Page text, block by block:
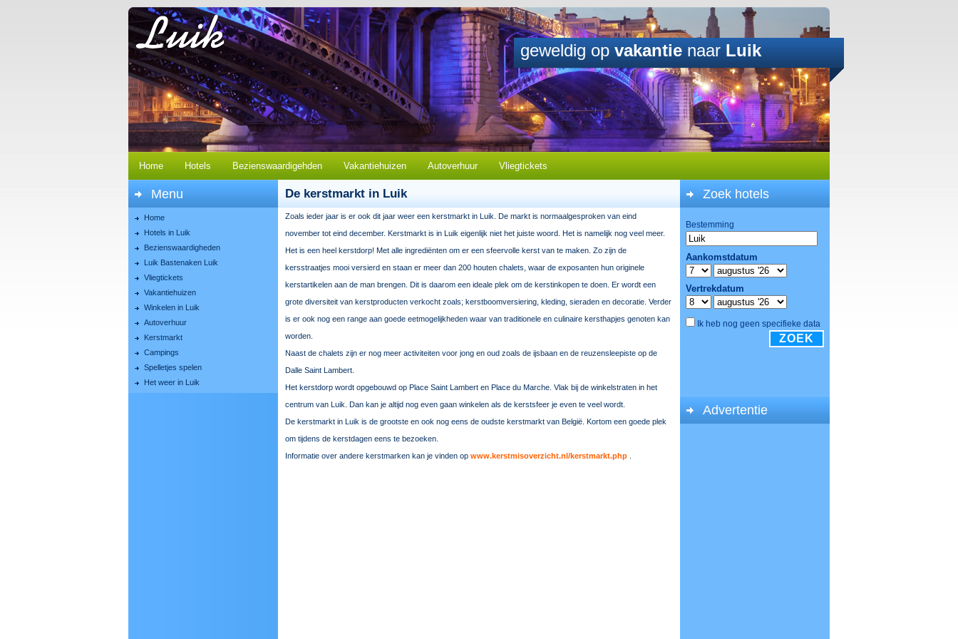
geweldig opvakantienaarLuik
Home Hotels Bezienswaardigehden Vakantiehuizen Autoverhuur Vliegtickets
Menu
Home
Hotels in Luik
Bezienswaardigheden
Luik Bastenaken Luik
Vliegtickets
Vakantiehuizen
Winkelen in Luik
Autoverhuur
Kerstmarkt
Campings
Spelletjes spelen
Het weer in Luik
De kerstmarkt in Luik
Zoals ieder jaar is er ook dit jaar weer een kerstmarkt in Luik. De markt is normaalgesproken van eind
november tot eind december. Kerstmarkt is in Luik eigenlijk niet het juiste woord. Het is namelijk nog veel meer.
Het is een heel kerstdorp! Met alle ingrediënten om er een sfeervolle kerst van te maken. Zo zijn de
kersstraatjes mooi versierd en staan er meer dan 200 houten chalets, waar de exposanten hun originele
kerstartikelen aan de man brengen. Dit is daarom een ideale plek om de kerstinkopen te doen. Er wordt een
grote diversiteit van kerstproducten verkocht zoals; kerstboomversiering, kleding, sieraden en decoratie. Verder
is er ook nog een range aan goede eetmogelijkheden waar van traditionele en culinaire kersthapjes genoten kan
worden.
Naast de chalets zijn er nog meer activiteiten voor jong en oud zoals de ijsbaan en de reuzensleepiste op de
Dalle Saint Lambert.
Het kerstdorp wordt opgebouwd op Place Saint Lambert en Place du Marche. Vlak bij de winkelstraten in het
centrum van Luik. Dan kan je altijd nog even gaan winkelen als de kerstsfeer je even te veel wordt.
De kerstmarkt in Luik is de grootste en ook nog eens de oudste kerstmarkt van België. Kortom een goede plek
om tijdens de kerstdagen eens te bezoeken.
Informatie over andere kerstmarken kan je vinden op www.kerstmisoverzicht.nl/kerstmarkt.php
Zoek hotels
Advertentie